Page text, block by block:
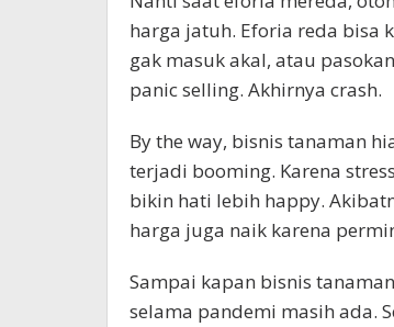
harga jatuh. Eforia reda bisa
gak masuk akal, atau
panic selling. Akhirnya crash.
By the way, bisnis tanaman
terjadi booming. Karena
bikin hati lebih happy.
harga juga naik karena
Sampai kapan bisnis
selama pandemi masih ada.